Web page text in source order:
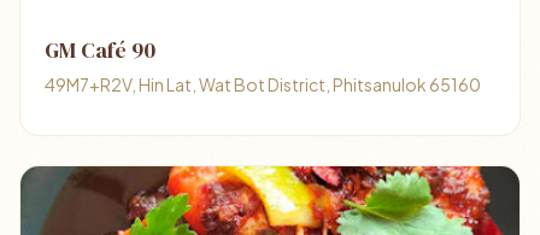
GM Café 90
49M7+R2V, Hin Lat, Wat Bot District, Phitsanulok 65160